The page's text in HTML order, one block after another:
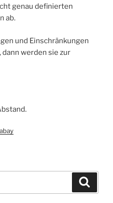
genau definierten
ab.
und Einschränkungen
werden sie zur